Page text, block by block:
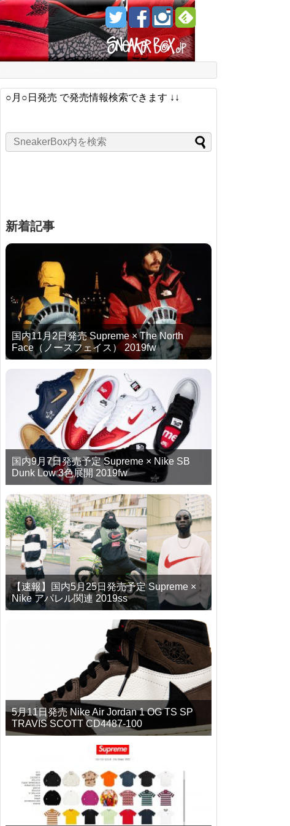
○月○日発売 で発売情報検索できます ↓↓
新着記事
国内11月2日発売 Supreme × The North
Face（ノースフェイス） 2019fw
国内9月7日発売予定 Supreme × Nike SB
Dunk Low 3色展開 2019fw
【速報】国内5月25日発売予定 Supreme ×
Nike アパレル関連 2019ss
5月11日発売 Nike Air Jordan 1 OG TS SP
TRAVIS SCOTT CD4487-100